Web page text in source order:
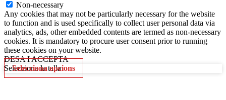
Non-necessary
Any cookies that may not be particularly necessary for the website
to function and is used specifically to collect user personal data via
analytics, ads, other embedded contents are termed as non-necessary
cookies. It is mandatory to procure user consent prior to running
these cookies on your website.
DESA I ACCEPTA
Selecciona la talla
Selecciona opcions